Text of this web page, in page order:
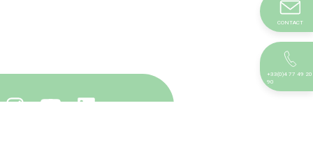
CONTACT
+33(0)4 77 49 20
90